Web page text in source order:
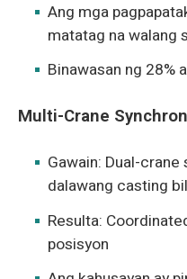
Ang mga
matatag na walang
Binawasan ng 28%
Multi-Crane
Gawain: Dual-
dalawang casting
Resulta:
posisyon